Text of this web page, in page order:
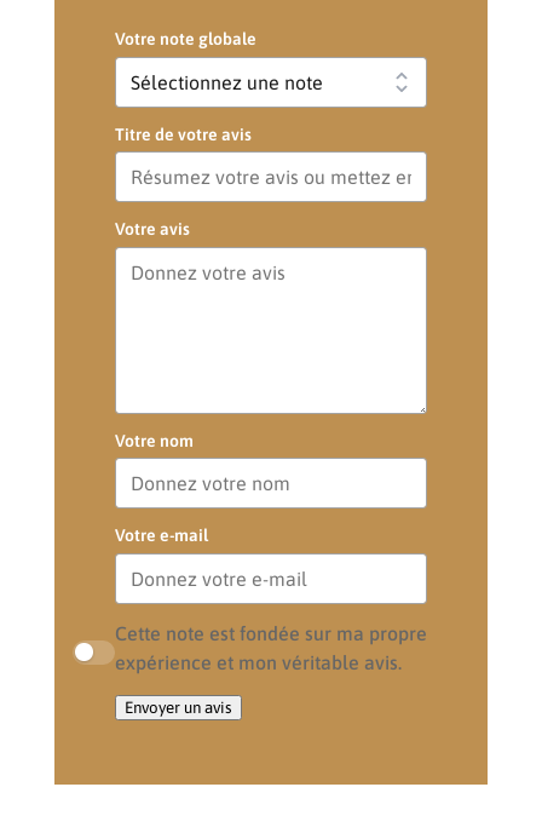
Votre note globale
Titre de votre avis
Votre avis
Votre nom
Votre e-mail
Cette note est fondée sur ma propre
expérience et mon véritable avis.
Envoyer un avis